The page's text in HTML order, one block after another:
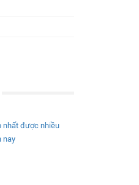
nhất được nhiều
nay